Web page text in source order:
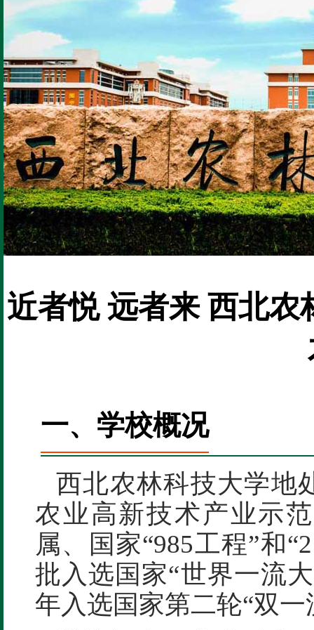
近者悦 远者来 西北
一、学校概况
西北农林科技大学地
农业高新技术产业示
属、国家“985工程”和
批入选国家“世界一流
年入选国家第二轮“双